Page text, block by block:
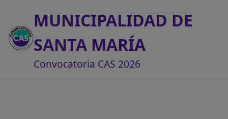
MUNICIPALIDAD DE
SANTA MARÍA
Convocatoria CAS 2026